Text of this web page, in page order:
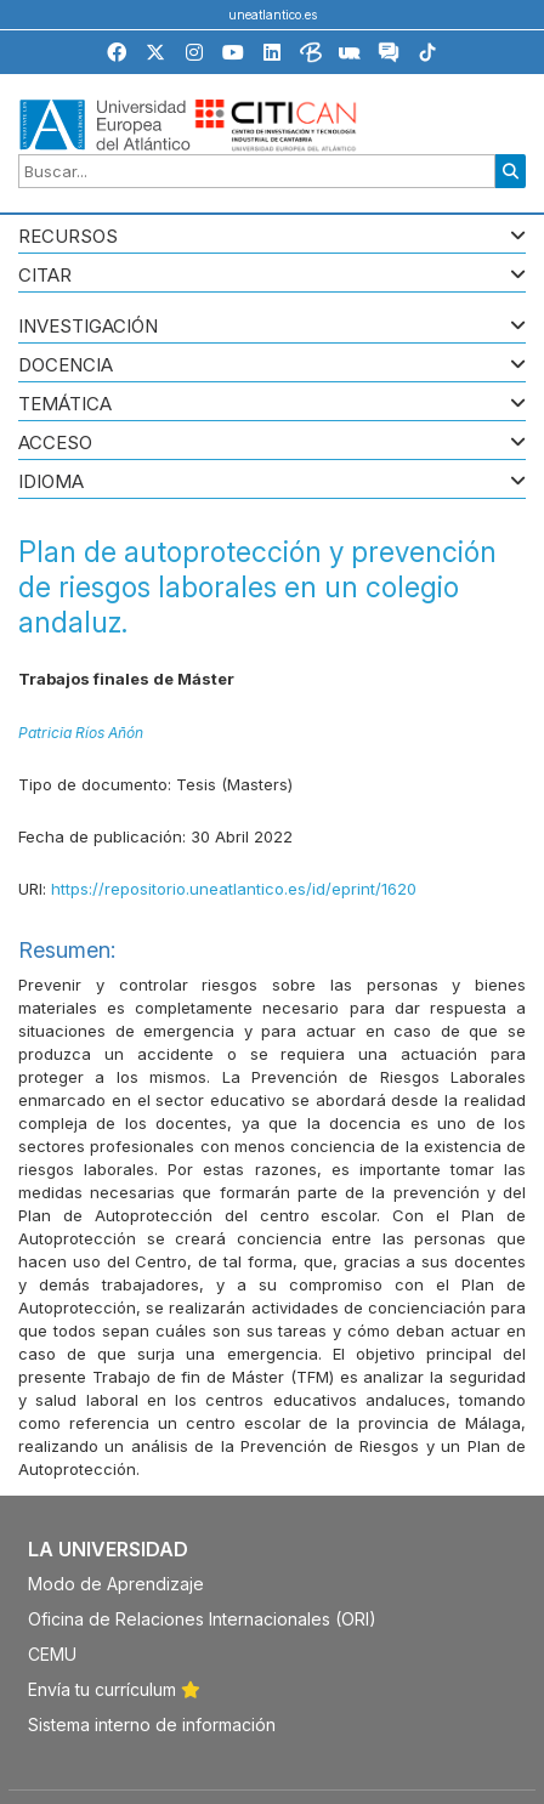
uneatlantico.es
RECURSOS
CITAR
Plan de autoprotección y prevención
de riesgos laborales en un colegio
andaluz.
Trabajos finales de Máster
Patricia Ríos Añón
Tipo de documento: Tesis (Masters)
Fecha de publicación: 30 Abril 2022
URI: https://repositorio.uneatlantico.es/id/eprint/1620
Resumen:
Prevenir y controlar riesgos sobre las personas y bienes
materiales es completamente necesario para dar respuesta a
situaciones de emergencia y para actuar en caso de que se
produzca un accidente o se requiera una actuación para
proteger a los mismos. La Prevención de Riesgos Laborales
enmarcado en el sector educativo se abordará desde la realidad
compleja de los docentes, ya que la docencia es uno de los
sectores profesionales con menos conciencia de la existencia de
riesgos laborales. Por estas razones, es importante tomar las
medidas necesarias que formarán parte de la prevención y del
Plan de Autoprotección del centro escolar. Con el Plan de
Autoprotección se creará conciencia entre las personas que
hacen uso del Centro, de tal forma, que, gracias a sus docentes
y demás trabajadores, y a su compromiso con el Plan de
Autoprotección, se realizarán actividades de concienciación para
que todos sepan cuáles son sus tareas y cómo deban actuar en
caso de que surja una emergencia. El objetivo principal del
presente Trabajo de fin de Máster (TFM) es analizar la seguridad
y salud laboral en los centros educativos andaluces, tomando
como referencia un centro escolar de la provincia de Málaga,
realizando un análisis de la Prevención de Riesgos y un Plan de
Autoprotección.
INVESTIGACIÓN
DOCENCIA
TEMÁTICA
ACCESO
IDIOMA
LA UNIVERSIDAD
Modo de Aprendizaje
Oficina de Relaciones Internacionales (ORI)
CEMU
Envía tu currículum
Sistema interno de información